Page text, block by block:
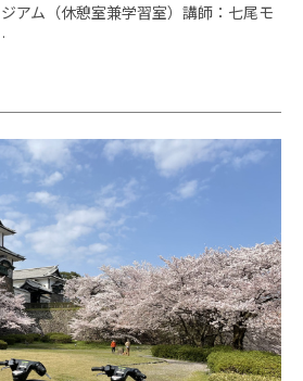
アム（休憩室兼学習室）講師：七尾モ